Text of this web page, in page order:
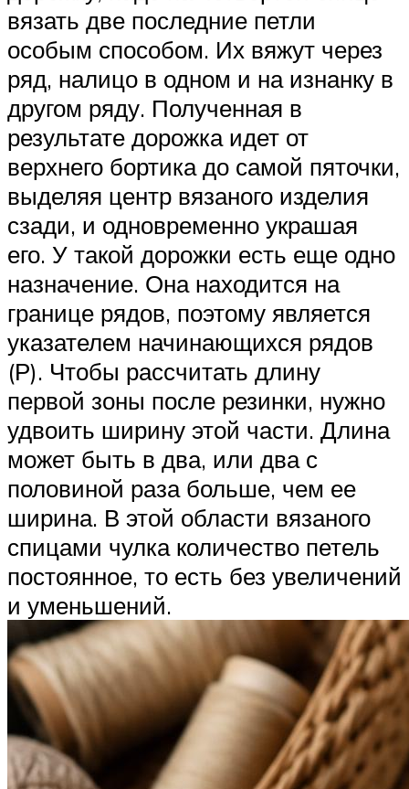
вязать две последние петли
особым способом. Их вяжут через
ряд, налицо в одном и на изнанку в
другом ряду. Полученная в
результате дорожка идет от
верхнего бортика до самой пяточки,
выделяя центр вязаного изделия
сзади, и одновременно украшая
его. У такой дорожки есть еще одно
назначение. Она находится на
границе рядов, поэтому является
указателем начинающихся рядов
(Р). Чтобы рассчитать длину
первой зоны после резинки, нужно
удвоить ширину этой части. Длина
может быть в два, или два с
половиной раза больше, чем ее
ширина. В этой области вязаного
спицами чулка количество петель
постоянное, то есть без увеличений
и уменьшений.